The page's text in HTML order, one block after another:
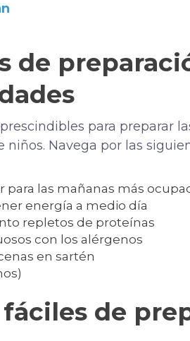
de
para preparar
Navega por las
para las mañanas más
energía a medio día
repletos de proteínas
con los alérgenos
en sartén
de